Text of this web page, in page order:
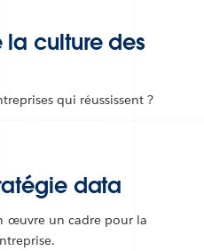
culture des
qui réussissent ?
data
œuvre un cadre pour la